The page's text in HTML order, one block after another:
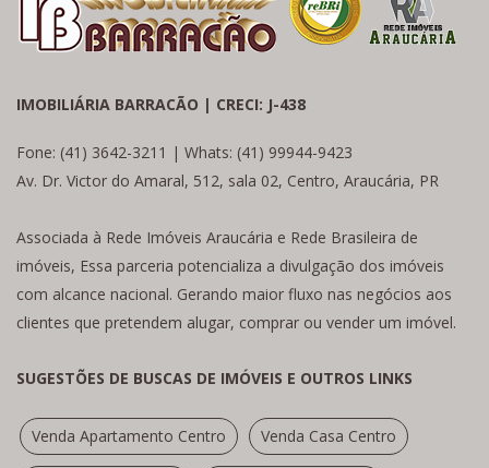
IMOBILIÁRIA BARRACÃO | CRECI: J-438
Fone: (41) 3642-3211 | Whats: (41) 99944-9423
Av. Dr. Victor do Amaral, 512, sala 02, Centro, Araucária, PR
Associada à Rede Imóveis Araucária e Rede Brasileira de
imóveis, Essa parceria potencializa a divulgação dos imóveis
com alcance nacional. Gerando maior fluxo nas negócios aos
clientes que pretendem alugar, comprar ou vender um imóvel.
SUGESTÕES DE BUSCAS DE IMÓVEIS E OUTROS LINKS
Venda Apartamento Centro Venda Casa Centro